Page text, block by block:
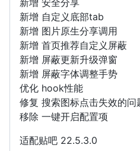
新增 安全分享
新增 自定义底部tab
新增 图片原生分享调用
新增 首页推荐自定义屏蔽
新增 屏蔽更新升级弹窗
新增 屏蔽字体调整手势
优化 hook性能
修复 搜索图标点击失效的问
移除 一键开启配置项
适配贴吧 22.5.3.0